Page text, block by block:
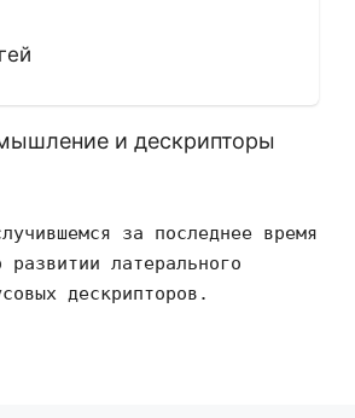
и дескрипторы
за последнее время
латерального
дескрипторов.